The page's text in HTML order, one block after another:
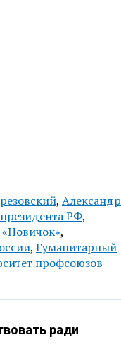
, Александр
РФ,
«Новичок»,
, Гуманитарный
профсоюзов
ради